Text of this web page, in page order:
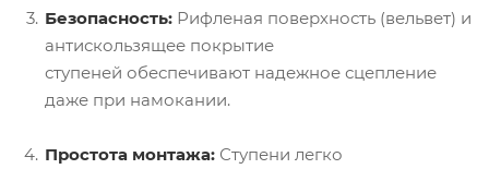
Безопасность: Рифленая поверхность (вельвет) и
антискользящее покрытие
ступеней обеспечивают надежное сцепление
даже при намокании.
Простота монтажа: Ступени легко